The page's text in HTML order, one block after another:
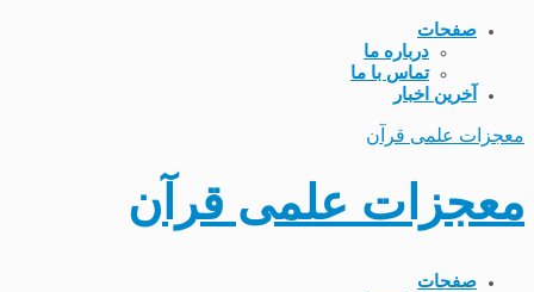
صفحات
درباره ما
تماس با ما
آخرین اخبار
معجزات علمی قرآن
معجزات علمی قرآن
صفحات